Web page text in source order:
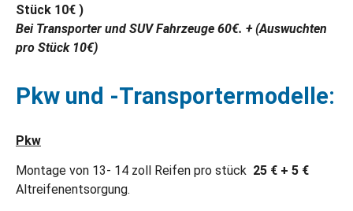
Stück 10€ )
Bei Transporter und SUV Fahrzeuge 60€. + (Auswuchten
pro Stück 10€)
Pkw und -Transportermodelle:
Pkw
Montage von 13- 14 zoll Reifen pro stück 25 € + 5 €
Altreifenentsorgung.